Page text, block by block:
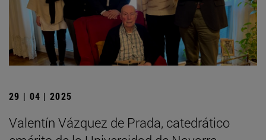
29 | 04 | 2025
Valentín Vázquez de Prada, catedrático